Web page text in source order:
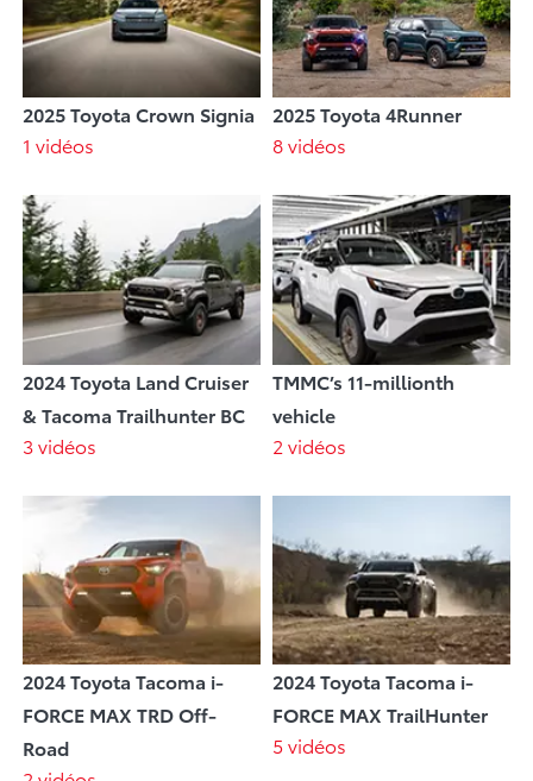
2025 Toyota Crown Signia
1 vidéos
2025 Toyota 4Runner
8 vidéos
2024 Toyota Land Cruiser
& Tacoma Trailhunter BC
3 vidéos
TMMC’s 11-millionth
vehicle
2 vidéos
2024 Toyota Tacoma i-
FORCE MAX TRD Off-
Road
2024 Toyota Tacoma i-
FORCE MAX TrailHunter
5 vidéos